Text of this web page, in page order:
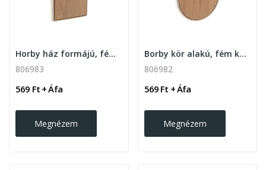
Horby ház formájú, fém kulcstartó bambusz betéttel
806983
569 Ft + Áfa
Megnézem
Borby kör alakú, fém kulcstartó
806982
569 Ft + Áfa
Megnézem